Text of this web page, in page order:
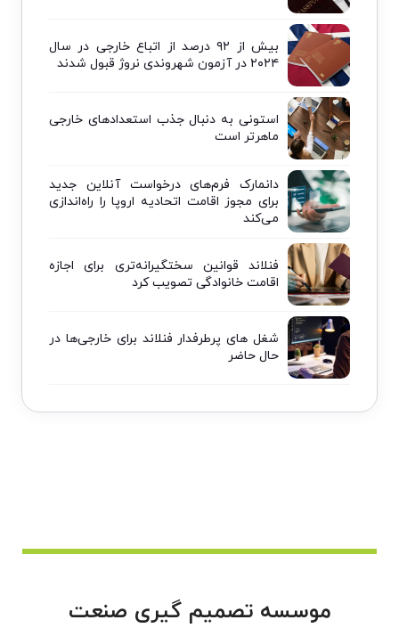
بیش از ۹۲ درصد از اتباع خارجی در سال
۲۰۲۴ در آزمون شهروندی نروژ قبول شدند
استونی به دنبال جذب استعدادهای خارجی
ماهرتر است
دانمارک فرم‌های درخواست آنلاین جدید
برای مجوز اقامت اتحادیه اروپا را راه‌اندازی
می‌کند
فنلاند قوانین سختگیرانه‌تری برای اجازه
اقامت خانوادگی تصویب کرد
شغل های پرطرفدار فنلاند برای خارجی‌ها در
حال حاضر
موسسه تصمیم گیری صنعت